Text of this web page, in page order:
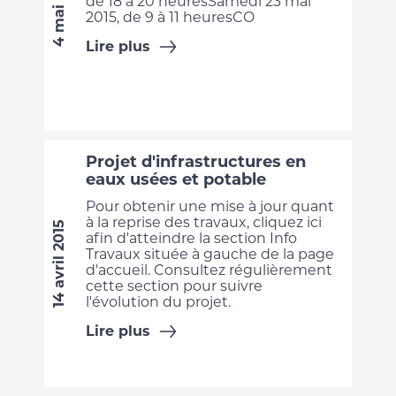
2015, de 9 à 11 heuresCO
Lire plus
Projet d'infrastructures en
eaux usées et potable
Pour obtenir une mise à jour quant
à la reprise des travaux, cliquez ici
afin d'atteindre la section Info
Travaux située à gauche de la page
d'accueil. Consultez régulièrement
cette section pour suivre
l'évolution du projet.
Lire plus
14 avril 2015